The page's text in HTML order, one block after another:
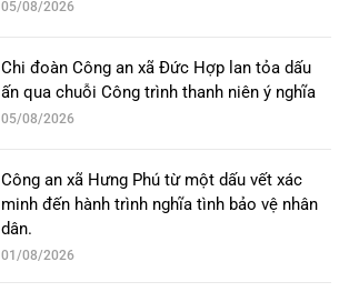
05/08/2026
Chi đoàn Công an xã Đức Hợp lan tỏa dấu
ấn qua chuỗi Công trình thanh niên ý nghĩa
05/08/2026
Công an xã Hưng Phú từ một dấu vết xác
minh đến hành trình nghĩa tình bảo vệ nhân
dân.
01/08/2026